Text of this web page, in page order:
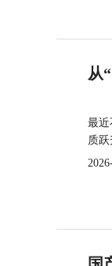
从
最近
质